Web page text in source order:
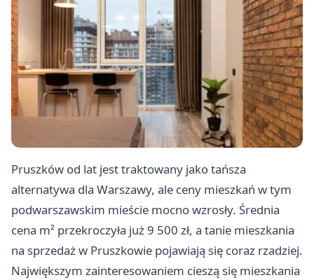
Pruszków od lat jest traktowany jako tańsza
alternatywa dla Warszawy, ale ceny mieszkań w tym
podwarszawskim mieście mocno wzrosły. Średnia
cena m² przekroczyła już 9 500 zł, a tanie mieszkania
na sprzedaż w Pruszkowie pojawiają się coraz rzadziej.
Największym zainteresowaniem cieszą się mieszkania